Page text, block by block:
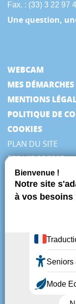
Fax. : (33) 3 22 97
Une question,
WEBCAM
MES DÉMARCHES
MENTIONS
POLITIQUE DE
COOKIES
PLAN DU SITE
ESPACE PRESSE